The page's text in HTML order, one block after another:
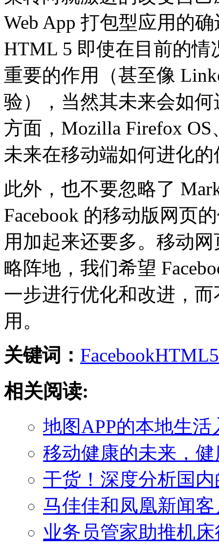
Web App 打包型应用的
HTML 5 即使在目前的
重要的作用（甚至像
验），当然其未来会如
方面，Mozilla Firefox OS
未来在移动端如何进化
此外，也不要忽略了
Facebook 的移动版网页
用加起来还要多。移动
略阵地，我们希望
一步进行优化和改进，
用。
关键词： FacebookHTML5
相关阅读:
地图APP的本地生
移动健康的未来，
干货！深度分析国
马佳佳和凤凰新闻
业务员管家助推机